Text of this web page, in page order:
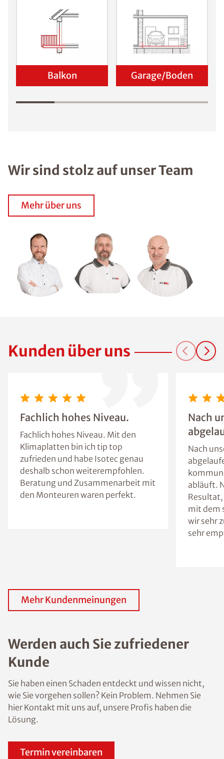
Balkon Garage/Boden
Wir sind stolz auf unser Team
Mehr über uns
Kunden über uns
Fachlich hohes Niveau.
Fachlich hohes Niveau. Mit den
Klimaplatten bin ich tip top
zufrieden und habe Isotec genau
deshalb schon weiterempfohlen.
Beratung und Zusammenarbeit mit
den Monteuren waren perfekt.
Nach
Nach
abläuft.
mit dem
wir sehr
sehr
Mehr Kundenmeinungen
Werden auch Sie zufriedener
Kunde
Sie haben einen Schaden entdeckt und wissen nicht,
wie Sie vorgehen sollen? Kein Problem. Nehmen Sie
hier Kontakt mit uns auf, unsere Profis haben die
Lösung.
Termin vereinbaren